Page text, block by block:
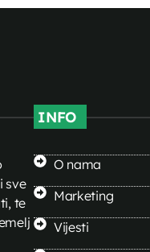
sve
te
INFO
O nama
Marketing
Vijesti